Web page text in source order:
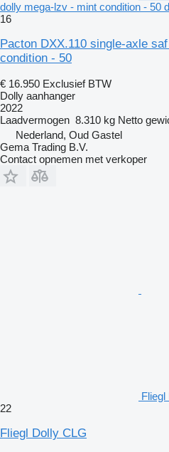
dolly mega-lzv - mint condition - 50
16
Pacton DXX.110 single-axle
condition - 50
€ 16.950 Exclusief BTW
Dolly aanhanger
2022
Laadvermogen 8.310 kg Netto
Nederland, Oud Gastel
Gema Trading B.V.
Contact opnemen met verkoper
Fliegl
22
Fliegl Dolly CLG